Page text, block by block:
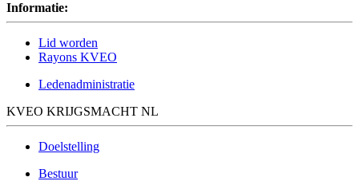
Informatie:
Lid worden
Rayons KVEO
Ledenadministratie
KVEO KRIJGSMACHT NL
Doelstelling
Bestuur